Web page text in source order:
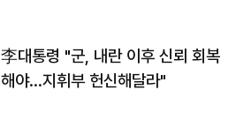
李대통령 "군, 내란 이후 신뢰 회복
해야…지휘부 헌신해달라"